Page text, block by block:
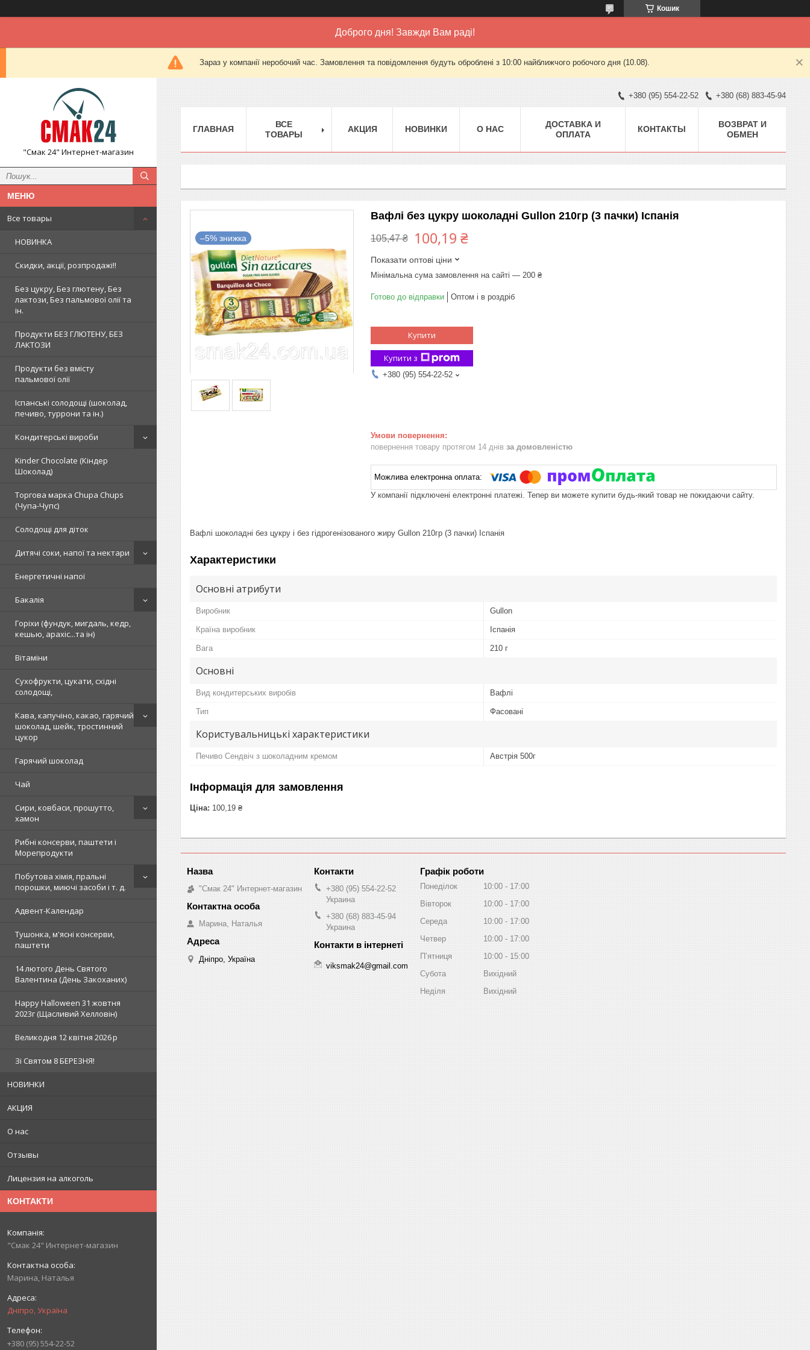
Кошик
Доброго дня! Завжди Вам раді!
Зараз у компанії неробочий час. Замовлення та повідомлення будуть оброблені з 10:00 найближчого робочого дня (10.08).
"Смак 24" Интернет-магазин
Все товары
НОВИНКА
Скидки, акції, розпродажі!!
Без цукру, Без глютену, Без
лактози, Без пальмової олії та
ін.
Продукти БЕЗ ГЛЮТЕНУ, БЕЗ
ЛАКТОЗИ
Продукти без вмісту
пальмової олії
Іспанські солодощі (шоколад,
печиво, туррони та ін.)
Кондитерські вироби
Kinder Chocolate (Кіндер
Шоколад)
Торгова марка Chupa Chups
(Чупа-Чупс)
Солодощі для діток
Дитячі соки, напої та нектари
Енергетичні напої
Бакалія
Горіхи (фундук, мигдаль, кедр,
кешью, арахіс...та ін)
Вітаміни
Сухофрукти, цукати, східні
солодощі,
Кава, капучіно, какао, гарячий
шоколад, шейк, тростинний
цукор
Гарячий шоколад
Чай
Сири, ковбаси, прошутто,
хамон
Рибні консерви, паштети і
Морепродукти
Побутова хімія, пральні
порошки, миючі засоби і т. д.
Адвент-Календар
Тушонка, м'ясні консерви,
паштети
14 лютого День Святого
Валентина (День Закоханих)
Happy Halloween 31 жовтня
2023г (Щасливий Хелловін)
Великодня 12 квітня 2026 р
Зi Святом 8 БЕРЕЗНЯ!
НОВИНКИ
АКЦИЯ
О нас
Отзывы
Лицензия на алкоголь
КОНТАКТИ
"Смак 24" Интернет-магазин
Марина, Наталья
Дніпро, Україна
+380 (95) 554-22-52
+380 (95) 554-22-52 +380 (68) 883-45-94
ГЛАВНАЯ
ВСЕ
ТОВАРЫ
АКЦИЯ НОВИНКИ О НАС
ДОСТАВКА И
ОПЛАТА
КОНТАКТЫ
ВОЗВРАТ И
ОБМЕН
–5%
Вафлі без цукру шоколадні Gullon 210гр (3 пачки) Іспанія
105,47 ₴ 100,19 ₴
Показати оптові ціни
Мінімальна сума замовлення на сайті — 200 ₴
Готово до відправки Оптом і в роздріб
Купити
Купити з
+380 (95) 554-22-52
повернення товару протягом 14 днів за домовленістю
У компанії підключені електронні платежі. Тепер ви можете купити будь-який товар не покидаючи сайту.
Вафлі шоколадні без цукру і без гідрогенізованого жиру Gullon 210гр (3 пачки) Іспанія
Характеристики
Основні атрибути
Виробник Gullon
Країна виробник Іспанія
Вага 210 г
Основні
Вид кондитерських виробів Вафлі
Тип Фасовані
Користувальницькі характеристики
Печиво Сендвіч з шоколадним кремом Австрія 500г
Інформація для замовлення
Ціна: 100,19 ₴
"Смак 24" Интернет-магазин
Марина, Наталья
Дніпро, Україна
+380 (95) 554-22-52
Украина
+380 (68) 883-45-94
Украина
viksmak24@gmail.com
Графік роботи
Понеділок 10:00
17:00
Вівторок
10:00
17:00
Середа
10:00
17:00
Четвер
10:00
17:00
Пʼятниця
10:00
15:00
Субота
Вихідний
Неділя
Вихідний